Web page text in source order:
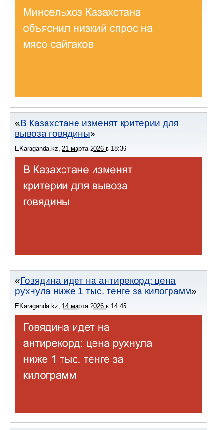
В Казахстане изменят критерии для
вывоза говядины
EKaraganda.kz, 21 марта 2026 в 18:36
Говядина идет на антирекорд: цена
рухнула ниже 1 тыс. тенге за килограмм
EKaraganda.kz 14 марта 2026 в 14:45